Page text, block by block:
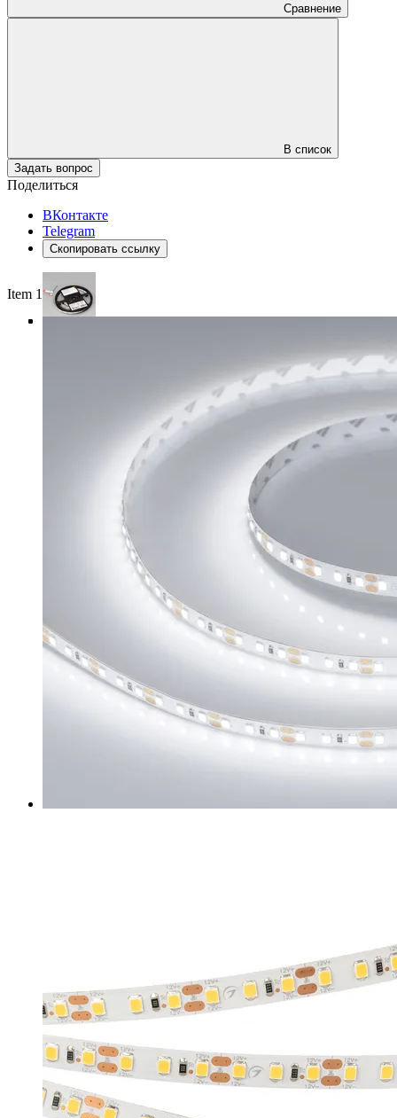
Сравнение
В список
Задать вопрос
Поделиться
ВКонтакте
Telegram
Скопировать ссылку
Item 1 of 4